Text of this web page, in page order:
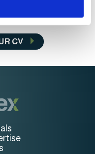
growing
CV